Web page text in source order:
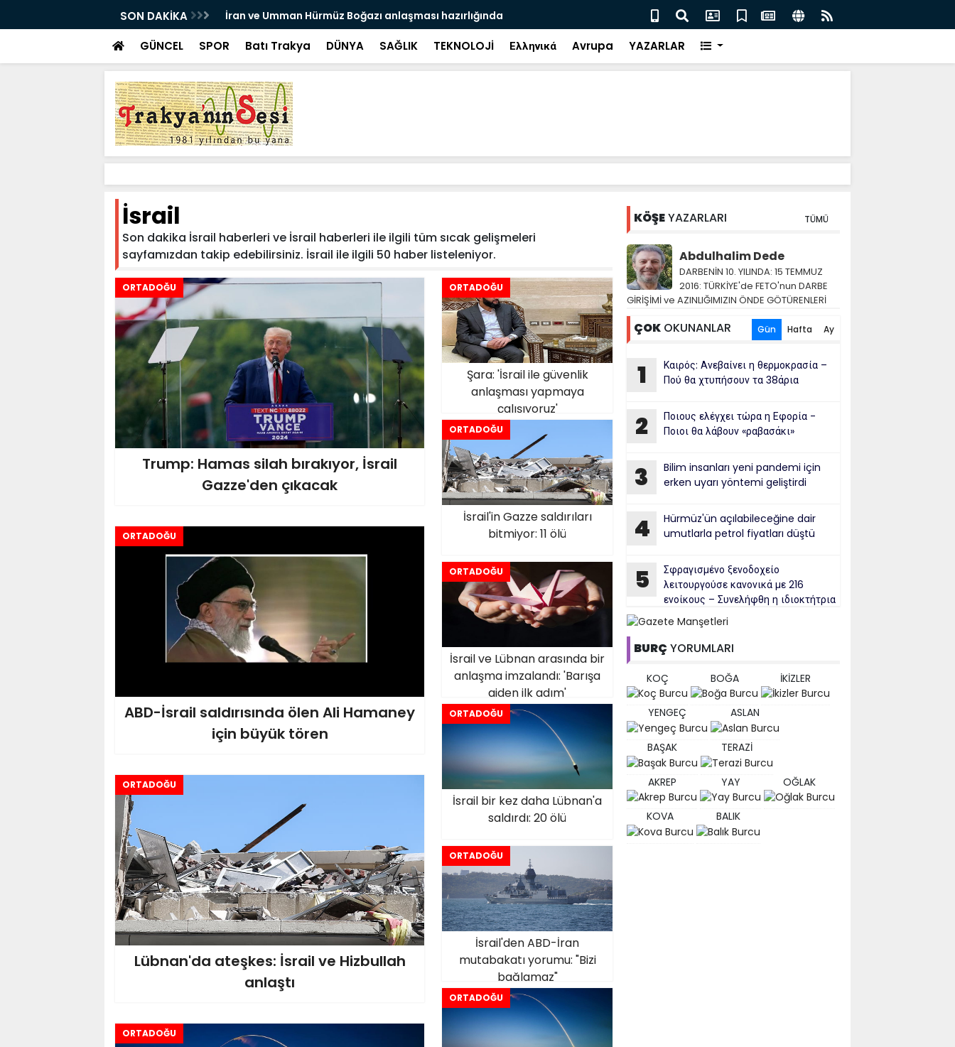
SON DAKİKA
dair umutlarla petrol fiyatları düştü İran ve Umman Hürmüz Boğazı anlaşması hazırlığında Bilim insanları yeni pandemi için erken uyarı yöntemi geliştirdi
GÜNCEL SPOR Batı Trakya DÜNYA SAĞLIK TEKNOLOJİ Ελληνικά Avrupa YAZARLAR
İsrail
Son dakika İsrail haberleri ve İsrail haberleri ile ilgili tüm sıcak gelişmeleri
sayfamızdan takip edebilirsiniz. İsrail ile ilgili 50 haber listeleniyor.
ORTADOĞU
Trump: Hamas silah bırakıyor, İsrail
Gazze'den çıkacak
ORTADOĞU
Şara: 'İsrail ile güvenlik
anlaşması yapmaya
çalışıyoruz'
ORTADOĞU
İsrail'in Gazze saldırıları
bitmiyor: 11 ölü
ORTADOĞU
ABD-İsrail saldırısında ölen Ali Hamaney
için büyük tören
ORTADOĞU
İsrail ve Lübnan arasında bir
anlaşma imzalandı: 'Barışa
giden ilk adım'
ORTADOĞU
İsrail bir kez daha Lübnan'a
saldırdı: 20 ölü
ORTADOĞU
Lübnan'da ateşkes: İsrail ve Hizbullah
anlaştı
ORTADOĞU
İsrail'den ABD-İran
mutabakatı yorumu: "Bizi
bağlamaz"
ORTADOĞU
ORTADOĞU
KÖŞEYAZARLARI TÜMÜ
Abdulhalim Dede
DARBENİN 10. YILINDA: 15 TEMMUZ
2016: TÜRKİYE'de FETO'nun DARBE
GİRİŞİMİ ve AZINLIĞIMIZIN ÖNDE GÖTÜRENLERİ
ÇOK OKUNANLAR Gün Hafta Ay
1
Καιρός: Ανεβαίνει η θερμοκρασία –
Πού θα χτυπήσουν τα 38άρια
2
Ποιους ελέγχει τώρα η Εφορία -
Ποιοι θα λάβουν «ραβασάκι»
3
Bilim insanları yeni pandemi için
erken uyarı yöntemi geliştirdi
4
Hürmüz'ün açılabileceğine dair
umutlarla petrol fiyatları düştü
5
Σφραγισμένο ξενοδοχείο
λειτουργούσε κανονικά με 216
ενοίκους – Συνελήφθη η ιδιοκτήτρια
BURÇ YORUMLARI
KOÇ BOĞA İKİZLER
YENGEÇ ASLAN
BAŞAK TERAZİ
AKREP YAY OĞLAK
KOVA BALIK